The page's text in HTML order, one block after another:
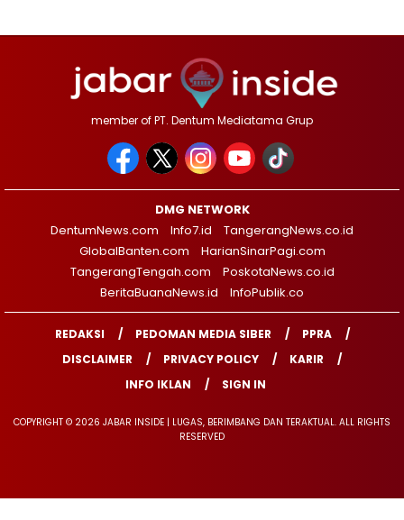
member of PT. Dentum Mediatama Grup
DMG NETWORK
DentumNews.com
Info7.id
TangerangNews.co.id
GlobalBanten.com
HarianSinarPagi.com
TangerangTengah.com
PoskotaNews.co.id
BeritaBuanaNews.id
InfoPublik.co
REDAKSI PEDOMAN MEDIA SIBER
PPRA
DISCLAIMER
PRIVACY POLICY
KARIR
INFO IKLAN
SIGN IN
COPYRIGHT © 2026 JABAR INSIDE | LUGAS, BERIMBANG DAN TERAKTUAL. ALL RIGHTS
RESERVED